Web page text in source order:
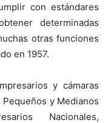
con estándares
determinadas
otras funciones
en 1957.
y cámaras
y Medianos
Nacionales,